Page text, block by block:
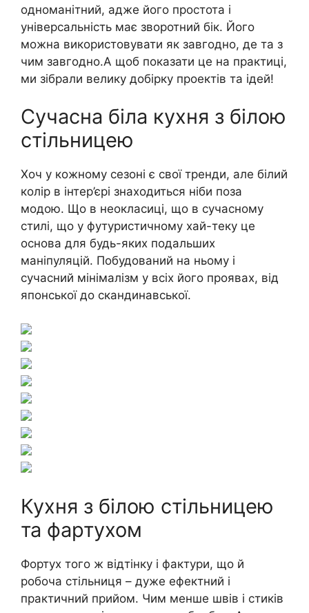
одноманітний, адже його простота і
універсальність має зворотний бік. Його
можна використовувати як завгодно, де та з
чим завгодно.А щоб показати це на практиці,
ми зібрали велику добірку проектів та ідей!
Сучасна біла кухня з білою
стільницею
Хоч у кожному сезоні є свої тренди, але білий
колір в інтер’єрі знаходиться ніби поза
модою. Що в неокласиці, що в сучасному
стилі, що у футуристичному хай-теку це
основа для будь-яких подальших
маніпуляцій. Побудований на ньому і
сучасний мінімалізм у всіх його проявах, від
японської до скандинавської.
Кухня з білою стільницею
та фартухом
Фортух того ж відтінку і фактури, що й
робоча стільниця – дуже ефектний і
практичний прийом. Чим менше швів і стиків